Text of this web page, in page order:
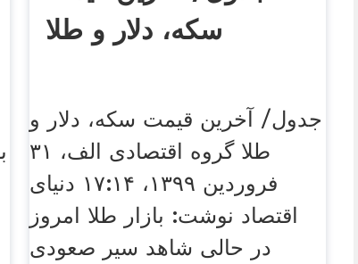
سکه، دلار و طلا
جدول/ آخرین قیمت سکه، دلار و
طلا گروه اقتصادی الف، ۳۱
فروردین ۱۳۹۹، ۱۷:۱۴ دنیای
اقتصاد نوشت: بازار طلا امروز
در حالی شاهد سیر صعودی